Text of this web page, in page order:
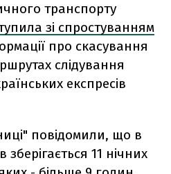
транспорту
зі спростуванням
про скасування
слідування
експресів
повідомили, що в
11 нічних